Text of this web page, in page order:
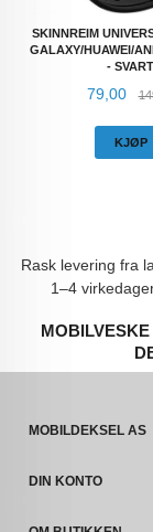
SKINNREIM
GALAXY/HUAWEI/
- SVART
Tilbud
79,00
KJØP
Rask levering fra
1–4
MOBILDEKSEL AS
DIN KONTO